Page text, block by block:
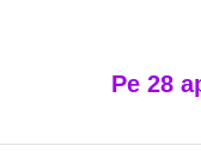
Pe 28